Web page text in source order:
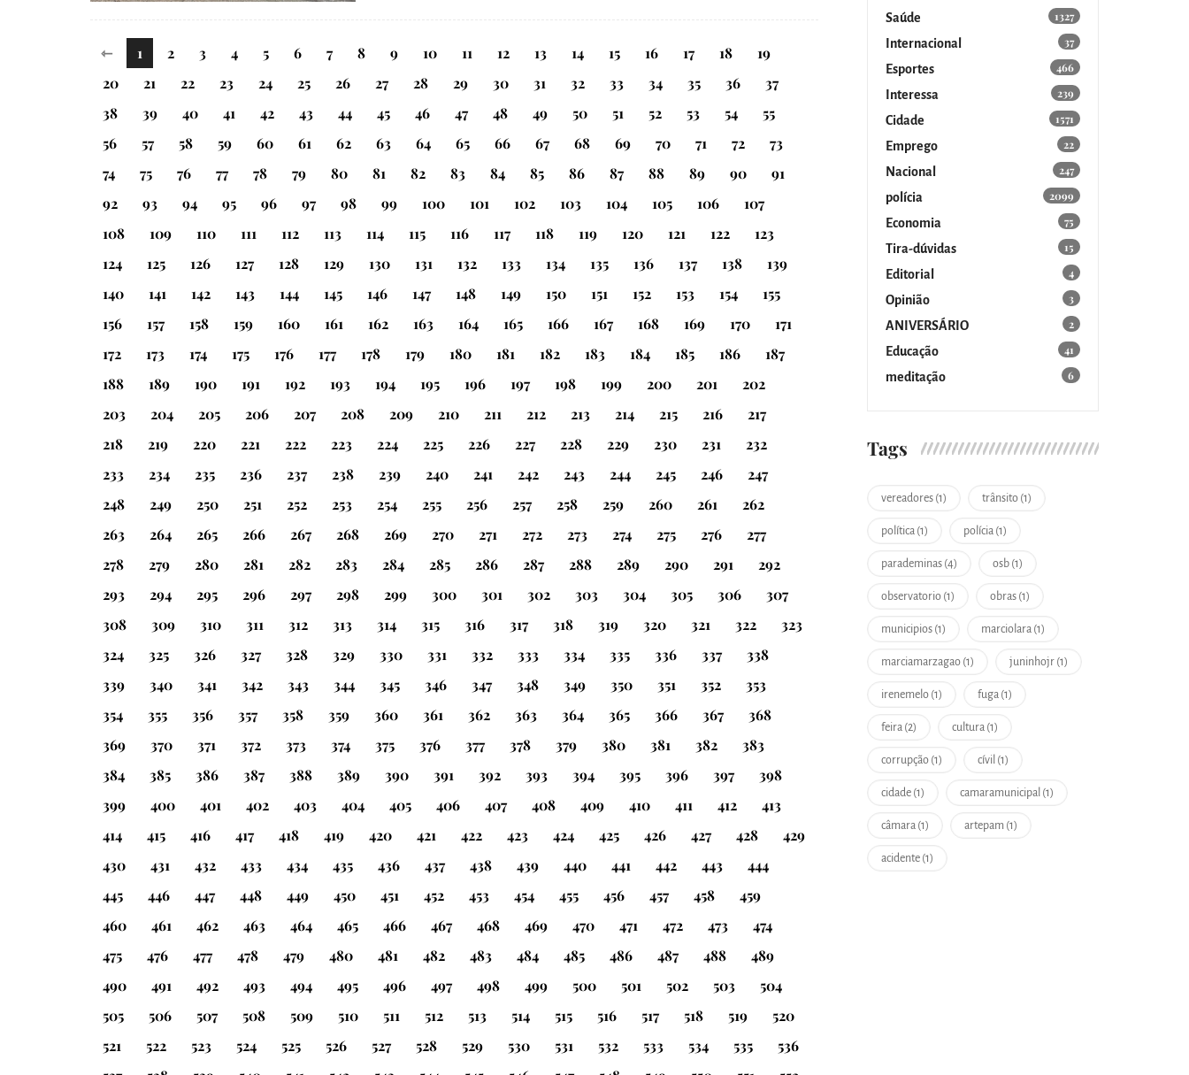
⇽ 1 2 3 4 5 6 7 8 9 10 11 12 13 14 15 16 17 18
19
20
21 22 23 24 25 26 27 28 29 30 31 32 33 34 35 36
37
38
39 40 41 42 43 44 45 46 47 48 49 50 51 52 53 54
55
56
57 58 59 60 61 62 63 64 65 66 67 68 69 70 71 72
73
74
75 76 77 78 79 80 81 82 83 84 85 86 87 88 89 90
91
92
93 94 95 96 97 98 99 100 101 102 103 104 105 106
107
108
109 110 111 112 113 114 115 116 117 118 119 120 121 122
123
124
125 126 127 128 129 130 131 132 133 134 135 136 137 138
139
140
141 142 143 144 145 146 147 148 149 150 151 152 153 154
155
156
157 158 159 160 161 162 163 164 165 166 167 168 169 170
171
172
173 174 175 176 177 178 179 180 181 182 183 184 185 186
187
188
189 190 191 192 193 194 195 196 197 198 199 200 201
202
203
204 205 206 207 208 209 210 211 212 213 214 215 216
217
218
219 220 221 222 223 224 225 226 227 228 229 230 231
232
233
234 235 236 237 238 239 240 241 242 243 244 245 246
247
248
249 250 251 252 253 254 255 256 257 258 259 260 261
262
263
264 265 266 267 268 269 270 271 272 273 274 275 276
277
278
279 280 281 282 283 284 285 286 287 288 289 290 291
292
293
294 295 296 297 298 299 300 301 302 303 304 305 306
307
308
309 310 311 312 313 314 315 316 317 318 319 320 321 322
323
324
325 326 327 328 329 330 331 332 333 334 335 336 337
338
339
340 341 342 343 344 345 346 347 348 349 350 351 352
353
354
355 356 357 358 359 360 361 362 363 364 365 366 367
368
369
370 371 372 373 374 375 376 377 378 379 380 381 382
383
384
385 386 387 388 389 390 391 392 393 394 395 396 397
398
399
400 401 402 403 404 405 406 407 408 409 410 411 412
413
414
415 416 417 418 419 420 421 422 423 424 425 426 427 428
429
430
431 432 433 434 435 436 437 438 439 440 441 442 443
444
445
446 447 448 449 450 451 452 453 454 455 456 457 458
459
460
461 462 463 464 465 466 467 468 469 470 471 472 473
474
475
476 477 478 479 480 481 482 483 484 485 486 487 488
489
490
491 492 493 494 495 496 497 498 499 500 501 502 503
504
505
506 507 508 509 510 511 512 513 514 515 516 517 518 519
520
521
522 523 524 525 526 527 528 529 530 531 532 533 534 535
536
Saúde
1327
Internacional
37
Esportes
466
Interessa
239
Cidade
1571
Emprego
22
Nacional
247
polícia
2099
Economia
75
Tira-dúvidas
15
Editorial
4
Opinião
3
ANIVERSÁRIO
2
Educação
41
meditação
6
Tags
vereadores (1) trânsito (1)
política (1) polícia (1)
parademinas (4) osb (1)
observatorio (1) obras (1)
municipios (1) marciolara (1)
marciamarzagao (1) juninhojr (1)
irenemelo (1) fuga (1)
feira (2) cultura (1)
corrupção (1) cívil (1)
cidade (1) camaramunicipal (1)
câmara (1) artepam (1)
acidente (1)